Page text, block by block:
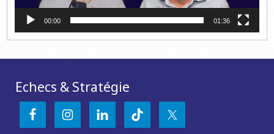
00:00 01:36
Echecs & Stratégie